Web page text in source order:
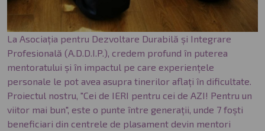
La Asociația pentru Dezvoltare Durabilă și Integrare
Profesională (A.D.D.I.P.), credem profund în puterea
mentoratului și în impactul pe care experiențele
personale le pot avea asupra tinerilor aflați în dificultate.
Proiectul nostru, "Cei de IERI pentru cei de AZI! Pentru un
viitor mai bun", este o punte între generații, unde 7 foști
beneficiari din centrele de plasament devin mentori